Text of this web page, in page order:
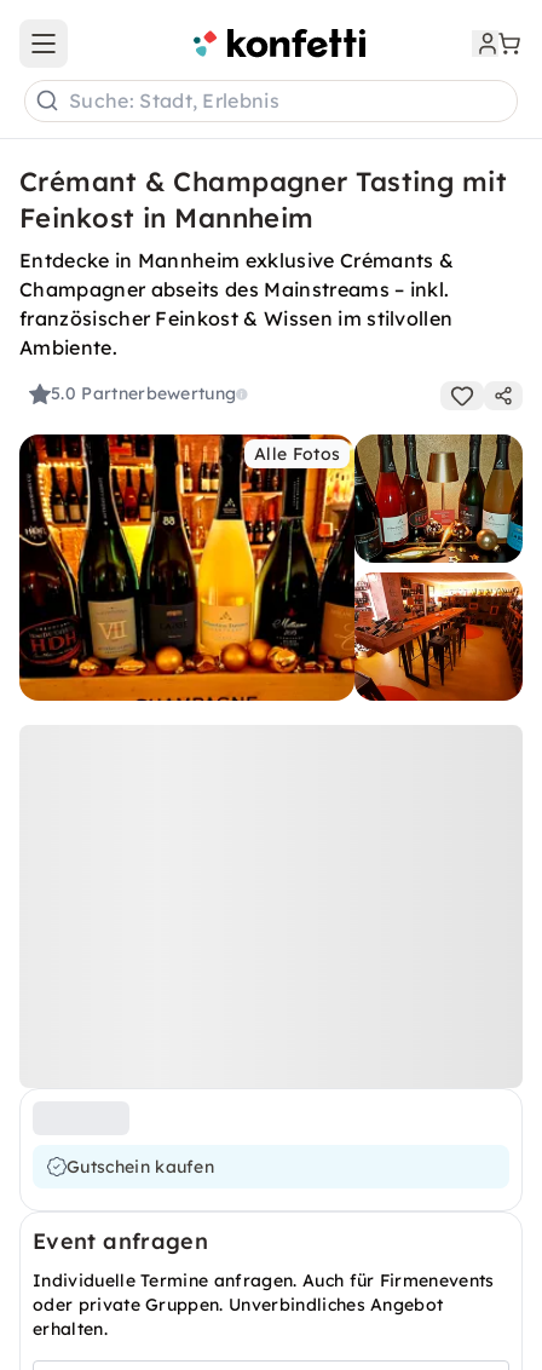
Open main menu
Suche: Stadt, Erlebnis
Crémant & Champagner Tasting mit
Feinkost in Mannheim
Entdecke in Mannheim exklusive Crémants &
Champagner abseits des Mainstreams – inkl.
französischer Feinkost & Wissen im stilvollen
Ambiente.
5.0 Partnerbewertung
Alle Fotos
Gutschein kaufen
Event anfragen
Individuelle Termine anfragen. Auch für Firmenevents
oder private Gruppen. Unverbindliches Angebot
erhalten.